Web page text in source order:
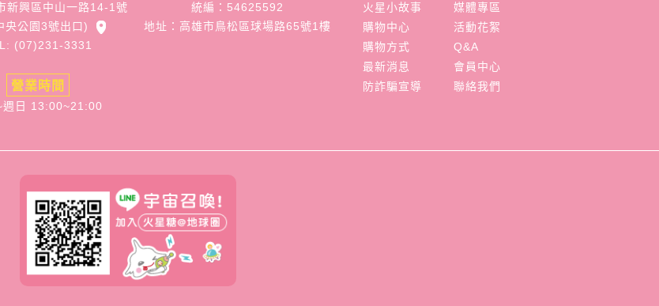
新興區中山一路14-1號
央公園3號出口)
(07)231-3331
營業時間
週日 13:00~21:00
統編：54625592
地址：高雄市鳥松區球場路65號1樓
火星小故事
購物中心
購物方式
最新消息
防詐騙宣導
媒體專區
活動花絮
Q&A
會員中心
聯絡我們